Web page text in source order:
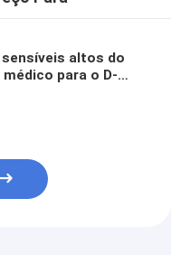
altos do
médico para o D-